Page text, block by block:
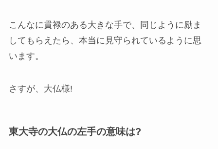
こんなに貫禄のある大きな手で、同じように励ま
してもらえたら、本当に見守られているように思
います。
さすが、大仏様!
東大寺の大仏の左手の意味は?